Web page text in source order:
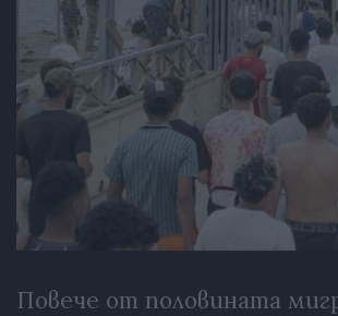
Повече от половината